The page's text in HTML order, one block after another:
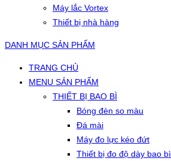
Máy lắc Vortex
Thiết bị nhà hàng
DANH MỤC SẢN PHẨM
TRANG CHỦ
MENU SẢN PHẨM
THIẾT BỊ BAO BÌ
Bóng đèn so màu
Đá mài
Máy đo lực kéo đứt
Thiết bị đo độ dày bao bì